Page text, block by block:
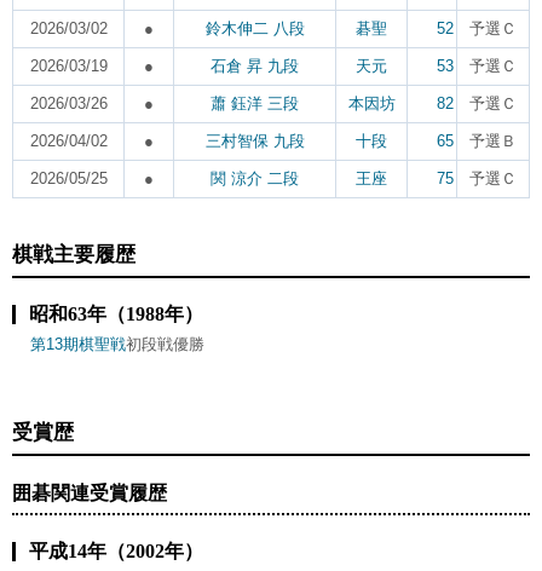
2026/03/02 ● 鈴木伸二 八段 碁聖 52 予選Ｃ
2026/03/19 ● 石倉 昇 九段 天元 53 予選Ｃ
2026/03/26 ● 蕭 鈺洋 三段 本因坊 82 予選Ｃ
2026/04/02 ● 三村智保 九段 十段 65 予選Ｂ
2026/05/25 ● 関 涼介 二段 王座 75 予選Ｃ
棋戦主要履歴
昭和63年（1988年）
第13期棋聖戦初段戦優勝
受賞歴
囲碁関連受賞履歴
平成14年（2002年）